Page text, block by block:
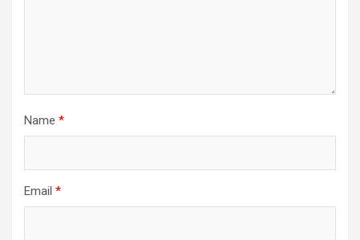
Name *
Email *